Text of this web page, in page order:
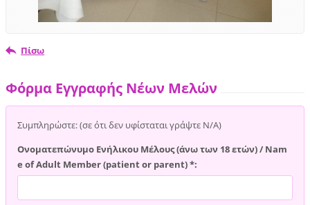
Πίσω
Φόρμα Εγγραφής Νέων Μελών
Συμπληρώστε: (σε ότι δεν υφίσταται γράψτε Ν/Α)
Ονοματεπώνυμο Ενήλικου Μέλους (άνω των 18 ετών) / Nam
e of Adult Member (patient or parent) *: